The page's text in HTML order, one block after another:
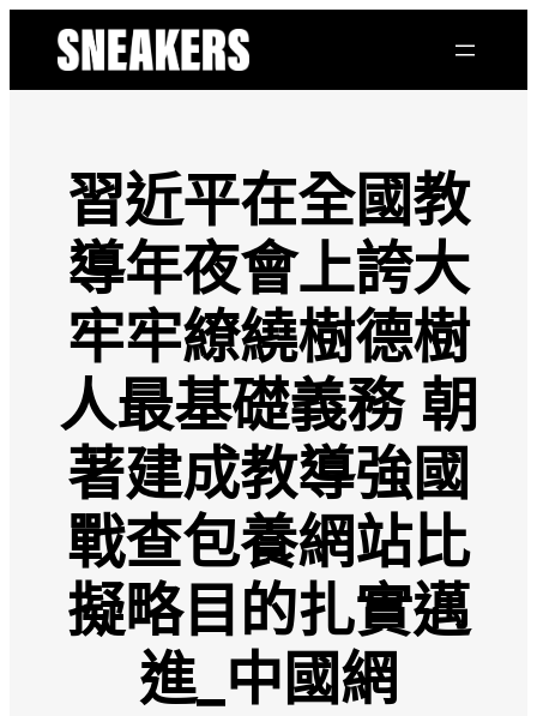
習近平在全國教
導年夜會上誇大
牢牢繚繞樹德樹
人最基礎義務 朝
著建成教導強國
戰查包養網站比
擬略目的扎實邁
進_中國網